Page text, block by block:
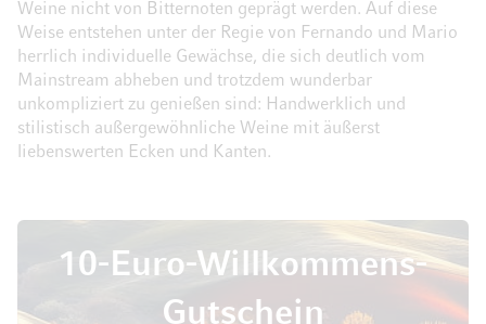
Weine nicht von Bitternoten geprägt werden. Auf diese
Weise entstehen unter der Regie von Fernando und Mario
herrlich individuelle Gewächse, die sich deutlich vom
Mainstream abheben und trotzdem wunderbar
unkompliziert zu genießen sind: Handwerklich und
stilistisch außergewöhnliche Weine mit äußerst
liebenswerten Ecken und Kanten.
10-Euro-Willkommens-
Gutschein